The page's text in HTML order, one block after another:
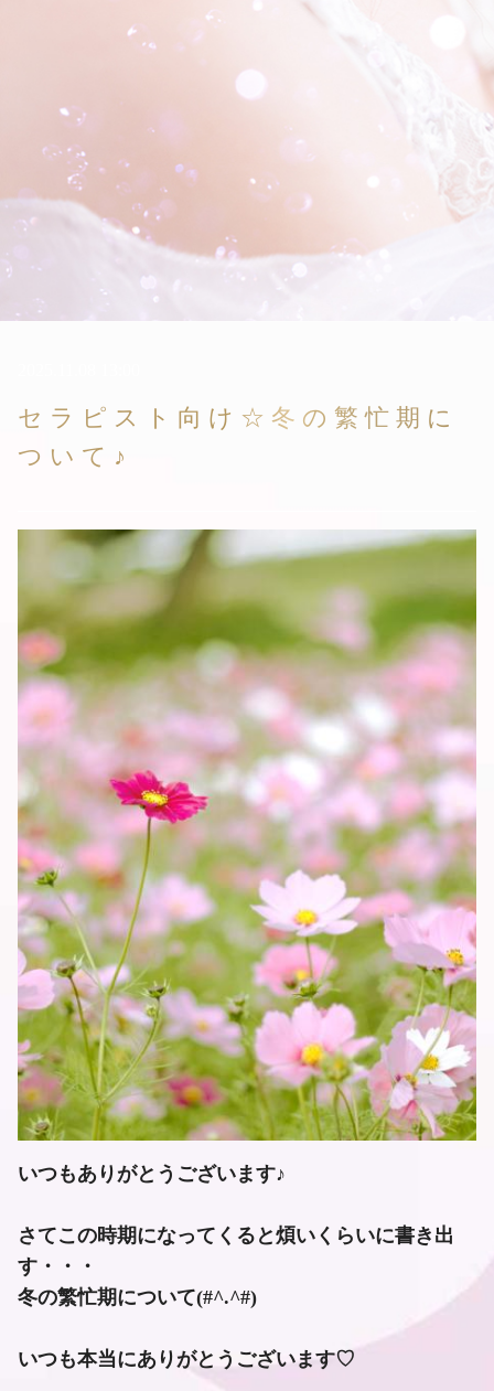
セラピスト向け☆冬の繁忙期に
ついて♪
いつもありがとうございます♪
さてこの時期になってくると煩いくらいに書き出
す・・・
冬の繁忙期について(#^.^#)
いつも本当にありがとうございます♡